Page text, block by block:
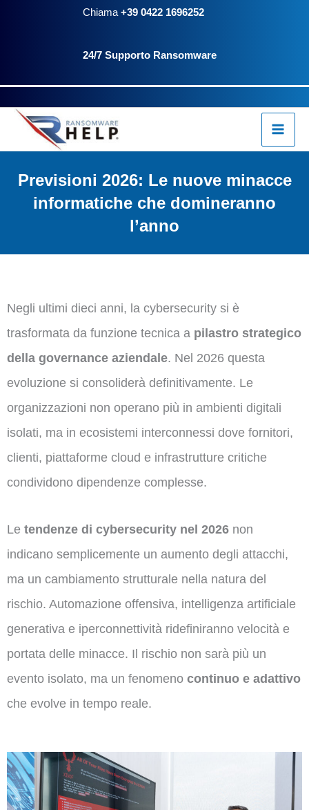
Chiama +39 0422 1696252
24/7 Supporto Ransomware
Previsioni 2026: Le nuove minacce
informatiche che domineranno
l’anno
Negli ultimi dieci anni, la cybersecurity si è
trasformata da funzione tecnica a pilastro strategico
della governance aziendale. Nel 2026 questa
evoluzione si consoliderà definitivamente. Le
organizzazioni non operano più in ambienti digitali
isolati, ma in ecosistemi interconnessi dove fornitori,
clienti, piattaforme cloud e infrastrutture critiche
condividono dipendenze complesse.
Le tendenze di cybersecurity nel 2026 non
indicano semplicemente un aumento degli attacchi,
ma un cambiamento strutturale nella natura del
rischio. Automazione offensiva, intelligenza artificiale
generativa e iperconnettività ridefiniranno velocità e
portata delle minacce. Il rischio non sarà più un
evento isolato, ma un fenomeno continuo e adattivo
che evolve in tempo reale.